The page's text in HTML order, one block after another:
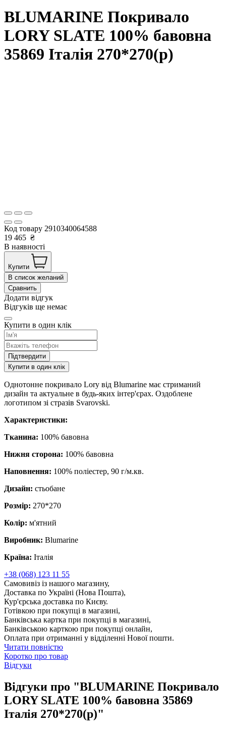
BLUMARINE Покривало
LORY SLATE 100% бавовна
35869 Італія 270*270(р)
Код товару 2910340064588
19 465 ₴
В наявності
Купити
В список желаний
Сравнить
Додати відгук
Відгуків ще немає
Купити в один клік
Підтвердити
Купити в один клік
Однотонне покривало Lory від Blumarine має стриманий
дизайн та актуальне в будь-яких інтер'єрах. Оздоблене
логотипом зі стразів Svarovski.
Характеристики:
Тканина: 100% бавовна
Нижня сторона: 100% бавовна
Наповнення: 100% поліестер, 90 г/м.кв.
Дизайн: стьобане
Розмір: 270*270
Колір: м'ятний
Виробник: Blumarine
Країна: Італія
+38 (068) 123 11 55
Самовивіз із нашого магазину,
Доставка по Україні (Нова Пошта),
Кур'єрська доставка по Києву.
Готівкою при покупці в магазині,
Банківська картка при покупці в магазині,
Банківською карткою при покупці онлайн,
Оплата при отриманні у відділенні Нової пошти.
Читати повністю
Коротко про товар
Відгуки
Відгуки про "BLUMARINE Покривало
LORY SLATE 100% бавовна 35869
Італія 270*270(р)"